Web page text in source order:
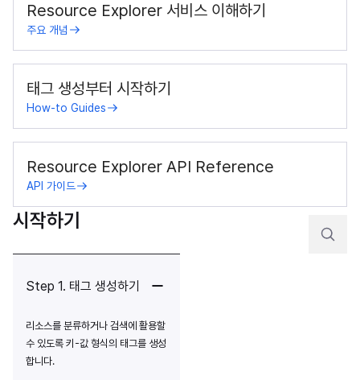
Resource Explorer 서비스 이해하기
주요 개념
태그 생성부터 시작하기
How-to Guides
Resource Explorer API Reference
API 가이드
시작하기
Step 1. 태그 생성하기
리소스를 분류하거나 검색에 활용할
수 있도록 키-값 형식의 태그를 생성
합니다.